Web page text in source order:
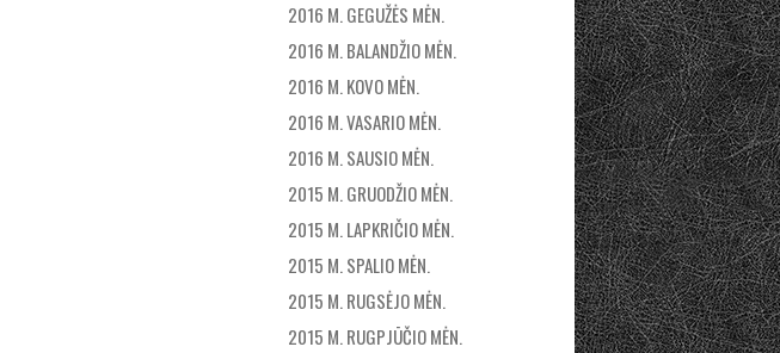
2016 M. GEGUŽĖS MĖN.
2016 M. BALANDŽIO MĖN.
2016 M. KOVO MĖN.
2016 M. VASARIO MĖN.
2016 M. SAUSIO MĖN.
2015 M. GRUODŽIO MĖN.
2015 M. LAPKRIČIO MĖN.
2015 M. SPALIO MĖN.
2015 M. RUGSĖJO MĖN.
2015 M. RUGPJŪČIO MĖN.